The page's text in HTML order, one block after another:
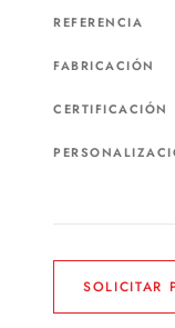
REFERENCIA
FABRICACIÓN
CERTIFICACIÓN
SOLICITAR